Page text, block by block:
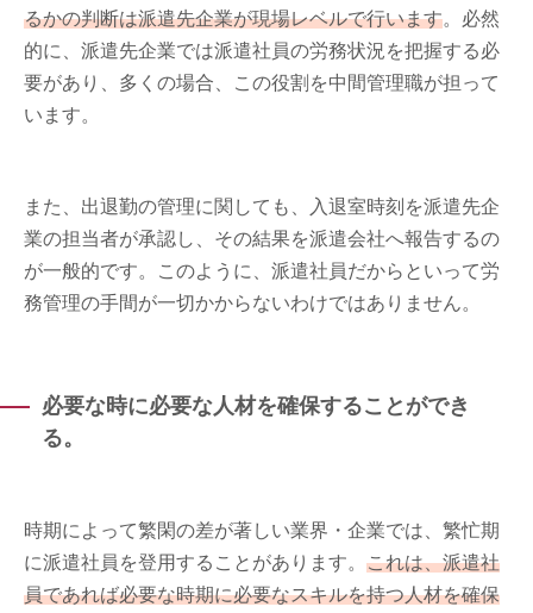
るかの判断は派遣先企業が現場レベルで行います。必然
的に、派遣先企業では派遣社員の労務状況を把握する必
要があり、多くの場合、この役割を中間管理職が担って
います。
また、出退勤の管理に関しても、入退室時刻を派遣先企
業の担当者が承認し、その結果を派遣会社へ報告するの
が一般的です。このように、派遣社員だからといって労
務管理の手間が一切かからないわけではありません。
必要な時に必要な人材を確保することができ
る。
時期によって繁閑の差が著しい業界・企業では、繁忙期
に派遣社員を登用することがあります。 これは、派遣社
員であれば必要な時期に必要なスキルを持つ人材を確保